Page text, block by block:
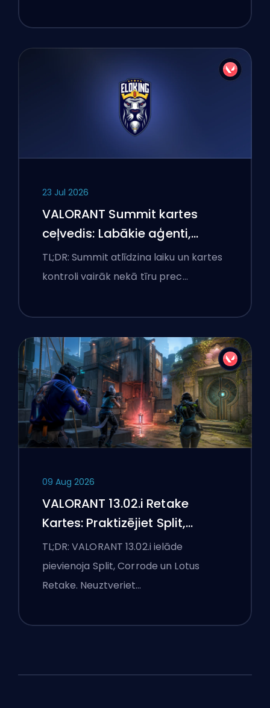
23 Jul 2026
VALORANT Summit kartes
ceļvedis: Labākie aģenti,
izsaukumi un dūmi
TL;DR: Summit atlīdzina laiku un kartes
kontroli vairāk nekā tīru prec…
09 Aug 2026
VALORANT 13.02.i Retake
Kartes: Praktizējiet Split,
Corrode un Lotus
TL;DR: VALORANT 13.02.i ielāde
pievienoja Split, Corrode un Lotus
Retake. Neuztveriet…